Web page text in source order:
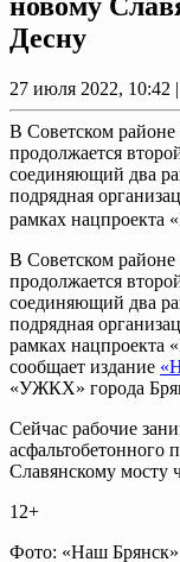
Десну
27 июля 2022, 10:42 |
В Советском
продолжается
соединяющий два
подрядная
рамках нацпроекта
В Советском
продолжается
соединяющий два
подрядная
рамках нацпроекта
сообщает издание
«УЖКХ» города
Сейчас рабочие
асфальтобетонного
Славянскому мосту
12+
Фото: «Наш Брянск»